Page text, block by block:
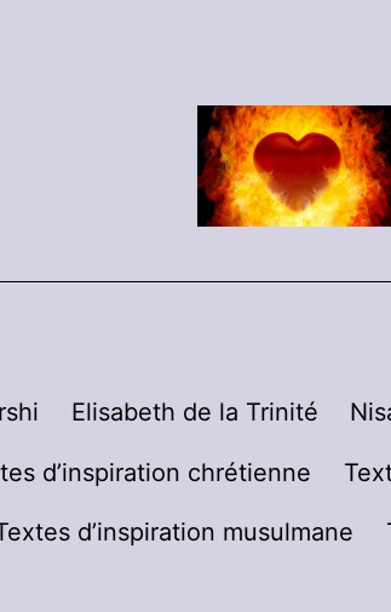
Elisabeth de la Trinité
d’inspiration chrétienne
d’inspiration musulmane